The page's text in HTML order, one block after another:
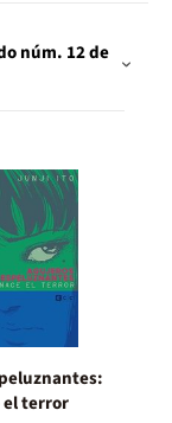
núm. 12 de
el terror